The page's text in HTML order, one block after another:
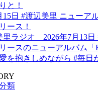
と！
15日 #渡辺美里 ニューア
ース！
里ラジオ 2026年7月13日
ースのニューアルバム「
を抱きしめながら #毎
類